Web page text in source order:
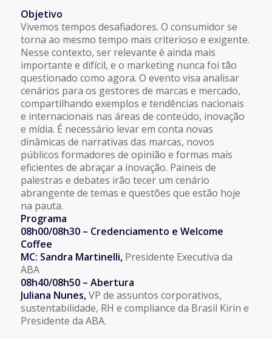
Objetivo
Vivemos tempos desafiadores. O consumidor se
torna ao mesmo tempo mais criterioso e exigente.
Nesse contexto, ser relevante é ainda mais
importante e difícil, e o marketing nunca foi tão
questionado como agora. O evento visa analisar
cenários para os gestores de marcas e mercado,
compartilhando exemplos e tendências nacionais
e internacionais nas áreas de conteúdo, inovação
e mídia. É necessário levar em conta novas
dinâmicas de narrativas das marcas, novos
públicos formadores de opinião e formas mais
eficientes de abraçar a inovação. Paineis de
palestras e debates irão tecer um cenário
abrangente de temas e questões que estão hoje
na pauta.
Programa
08h00/08h30 – Credenciamento e Welcome
Coffee
MC: Sandra Martinelli,Presidente Executiva da
ABA
08h40/08h50 – Abertura
Juliana Nunes,VP de assuntos corporativos,
sustentabilidade, RH e compliance da Brasil Kirin e
Presidente da ABA.